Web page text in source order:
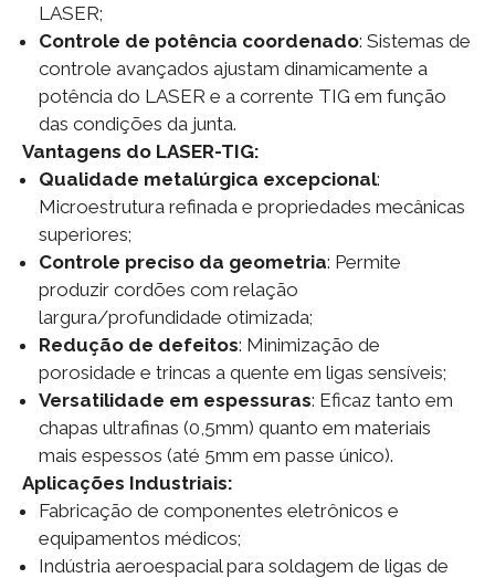
LASER;
Controle de potência coordenado: Sistemas de
controle avançados ajustam dinamicamente a
potência do LASER e a corrente TIG em função
das condições da junta.
Vantagens do LASER-TIG:
Qualidade metalúrgica excepcional:
Microestrutura refinada e propriedades mecânicas
superiores;
Controle preciso da geometria: Permite
produzir cordões com relação
largura/profundidade otimizada;
Redução de defeitos: Minimização de
porosidade e trincas a quente em ligas sensíveis;
Versatilidade em espessuras: Eficaz tanto em
chapas ultrafinas (0,5mm) quanto em materiais
mais espessos (até 5mm em passe único).
Aplicações Industriais:
Fabricação de componentes eletrônicos e
equipamentos médicos;
Indústria aeroespacial para soldagem de ligas de